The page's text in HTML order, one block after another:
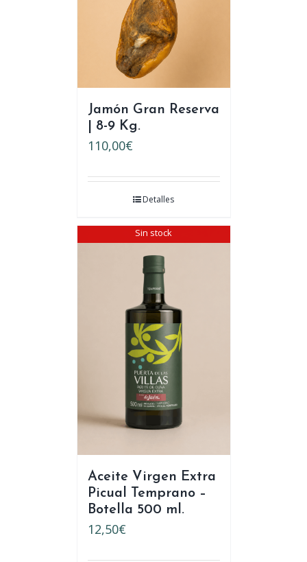
Jamón Gran Reserva
| 8-9 Kg.
110,00€
Detalles
Sin stock
Aceite Virgen Extra
Picual Temprano –
Botella 500 ml.
12,50€